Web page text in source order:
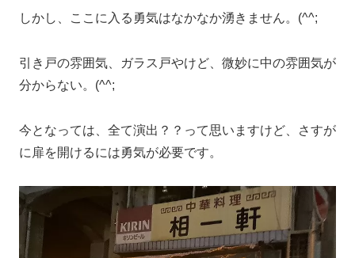
しかし、ここに入る勇気はなかなか湧きません。(^^;
引き戸の雰囲気、ガラス戸やけど、微妙に中の雰囲気が
分からない。(^^;
今となっては、全て演出？？って思いますけど、さすが
に扉を開けるには勇気が必要です。